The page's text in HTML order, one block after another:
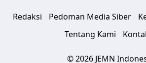
Redaksi Pedoman Media Siber
Tentang Kami
© 2026 JEMN